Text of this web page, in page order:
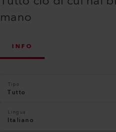
mano
INFO
Tipo
Tutto
Lingua
Italiano